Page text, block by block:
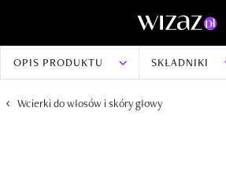
OPIS PRODUKTU SKŁADNIKI
Wcierki do włosów i skóry głowy